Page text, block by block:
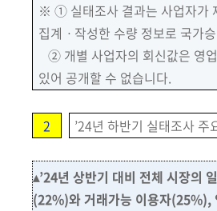
※ ① 실태조사 결과는 사업자가
집계ㆍ작성한 수량 정보로 국가
② 개별 사업자의 회신값은 영
있어 공개할 수 없습니다.
2 ’24년 하반기 실태조사 주
▴’24년 상반기 대비 전체 시장의
(22%)와 거래가능 이용자(25%),